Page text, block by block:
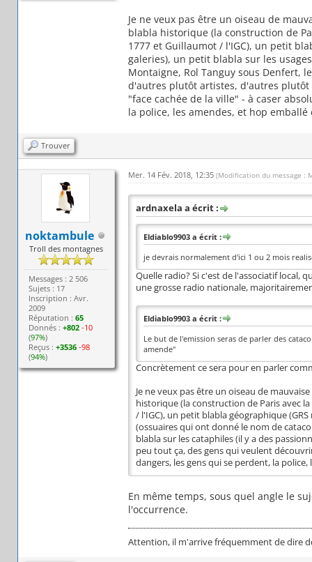
Je ne veux pas être un oiseau de
blabla historique (la construction de
1777 et Guillaumot / l'IGC), un petit
galeries), un petit blabla sur les
Montaigne, Rol Tanguy sous Denfert,
d'autres plutôt artistes, d'autres
"face cachée de la ville" - à caser
la police, les amendes, et hop emballé
Trouver
noktambule
Troll des montagnes
Messages : 2 506
Sujets : 17
Inscription : Avr.
2009
Réputation :65
Donnés :+802 -10
(97%)
Reçus :+3536 -98
(94%)
Mer. 14 Fév. 2018, 12:35 (Modification du message :
ardnaxela a écrit :
Eldiablo9903 a écrit :
je devrais normalement d'ici 1 ou 2 mois
Quelle radio? Si c'est de l'associatif local,
une grosse radio nationale,
Eldiablo9903 a écrit :
Le but de l'emission seras de parler des
amende"
Concrètement ce sera pour en parler
Je ne veux pas être un oiseau de
historique (la construction de Paris avec
/ l'IGC), un petit blabla géographique
(ossuaires qui ont donné le nom de
blabla sur les cataphiles (il y a des
peu tout ça, des gens qui veulent
dangers, les gens qui se perdent, la
En même temps, sous quel angle le
l'occurrence.
Attention, il m'arrive fréquemment de dire